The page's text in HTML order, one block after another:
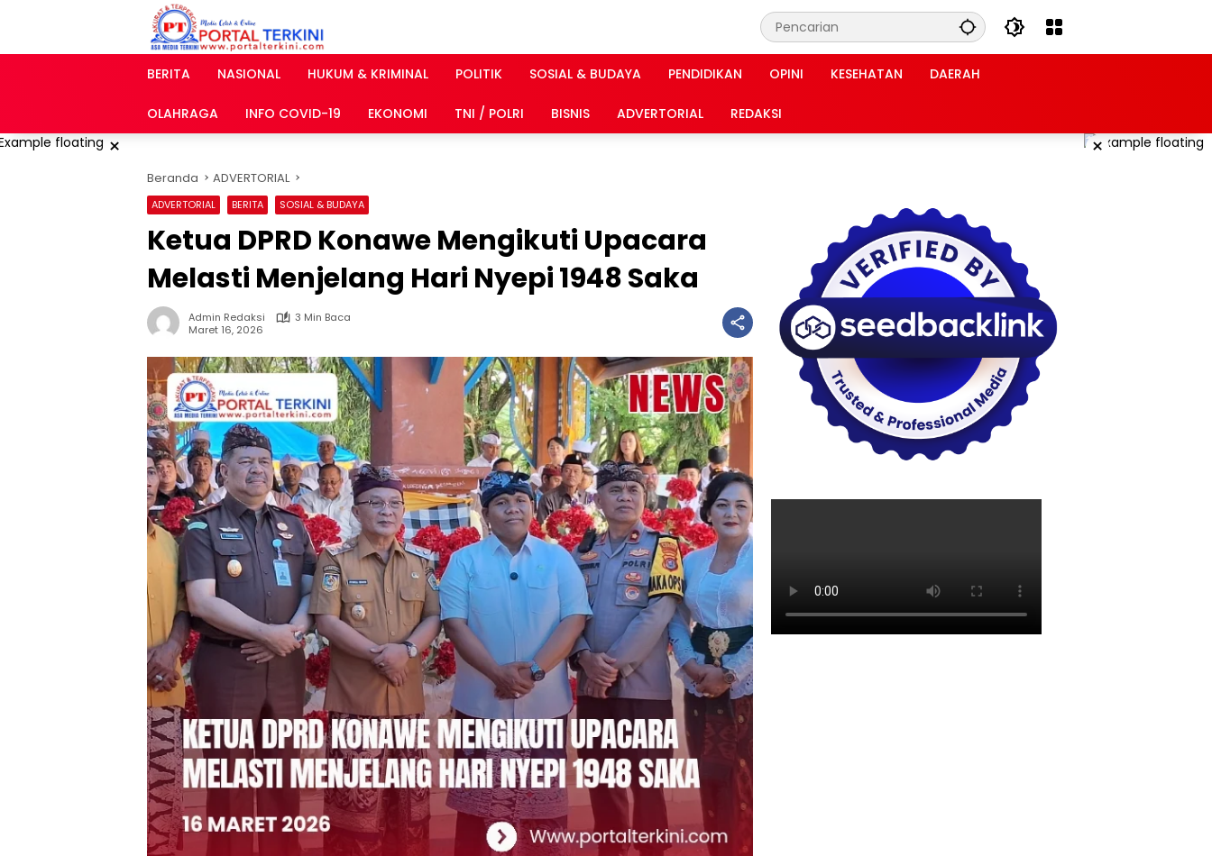
BERITA
NASIONAL HUKUM & KRIMINAL POLITIK SOSIAL & BUDAYA PENDIDIKAN OPINI KESEHATAN DAERAH
OLAHRAGA INFO COVID-19 EKONOMI TNI / POLRI BISNIS ADVERTORIAL REDAKSI
× ×
Beranda ADVERTORIAL
ADVERTORIAL BERITA SOSIAL & BUDAYA
Ketua DPRD Konawe Mengikuti Upacara
Melasti Menjelang Hari Nyepi 1948 Saka
Admin Redaksi
3 Min Baca
Maret 16, 2026